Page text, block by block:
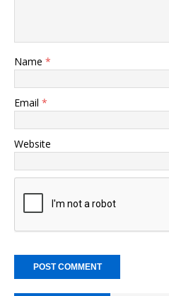
Name *
Email *
Website